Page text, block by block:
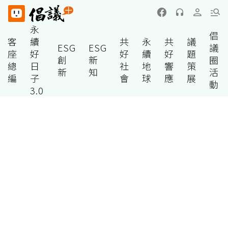
客
座
總
編
永
續
好
日
子
3.0
ESG
創
新
ESG
新
知
共
好
社
會
永
續
地
球
共
好
響
應
議
題
策
展
倡
議
圈
活
動